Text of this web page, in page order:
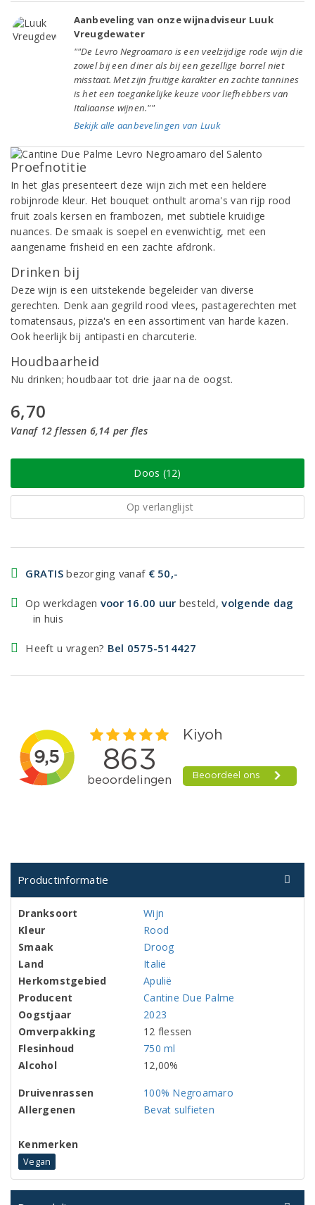
Aanbeveling van onze wijnadviseur Luuk
Vreugdewater
""De Levro Negroamaro is een veelzijdige rode wijn die
zowel bij een diner als bij een gezellige borrel niet
misstaat. Met zijn fruitige karakter en zachte tannines
is het een toegankelijke keuze voor liefhebbers van
Italiaanse wijnen.""
Bekijk alle aanbevelingen van Luuk
Proefnotitie
In het glas presenteert deze wijn zich met een heldere
robijnrode kleur. Het bouquet onthult aroma's van rijp rood
fruit zoals kersen en frambozen, met subtiele kruidige
nuances. De smaak is soepel en evenwichtig, met een
aangename frisheid en een zachte afdronk.
Drinken bij
Deze wijn is een uitstekende begeleider van diverse
gerechten. Denk aan gegrild rood vlees, pastagerechten met
tomatensaus, pizza's en een assortiment van harde kazen.
Ook heerlijk bij antipasti en charcuterie.
Houdbaarheid
Nu drinken; houdbaar tot drie jaar na de oogst.
6,70
Vanaf 12 flessen 6,14 per fles
Doos (12)
Op verlanglijst
GRATIS bezorging vanaf € 50,-
Op werkdagen voor 16.00 uur besteld,volgende dag
in huis
Heeft u vragen? Bel 0575-514427
Productinformatie
Dranksoort
Wijn
Kleur
Rood
Smaak
Droog
Land
Italië
Herkomstgebied
Apulië
Producent
Cantine Due Palme
Oogstjaar
2023
Omverpakking
12 flessen
Flesinhoud
750 ml
Alcohol
12,00%
Druivenrassen
100% Negroamaro
Allergenen
Bevat sulfieten
Kenmerken
Vegan